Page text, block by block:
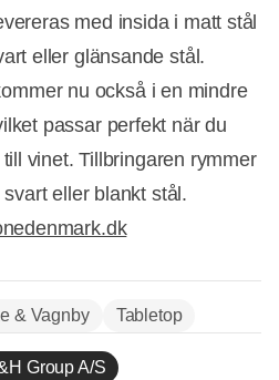
med insida i matt stål
eller glänsande stål.
nu också i en mindre
passar perfekt när du
vinet. Tillbringaren rymmer
eller blankt stål.
Annons
& Vagnby Tabletop
Group A/S